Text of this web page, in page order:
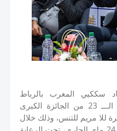
سككيي المغرب بالرباط
لاحتضان فعاليات النسخة الـــ 23 من الجائزة الكبرى
للا مريم للتنس، وذلك خلال